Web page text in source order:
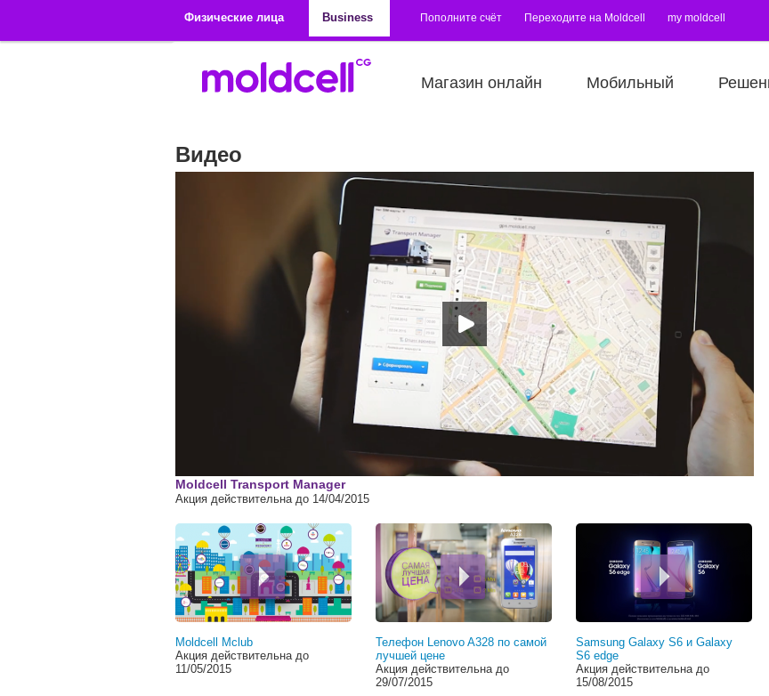
Физические лица
Business Пополните счёт Переходите на Moldcell my moldcell
Магазин онлайн Мобильный
Видео
00:00
Moldcell Transport Manager
Акция действительна до 14/04/2015
Moldcell Mclub
Акция действительна до
11/05/2015
Телефон Lenovo A328 по самой
лучшей цене
Акция действительна до
29/07/2015
Samsung Galaxy S6 и Galaxy
S6 edge
Акция действительна до
15/08/2015